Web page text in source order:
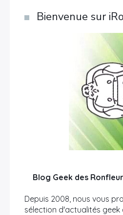
Bienvenue sur
Blog Geek des
Depuis 2008, nous vous
sélection d'actualités geek